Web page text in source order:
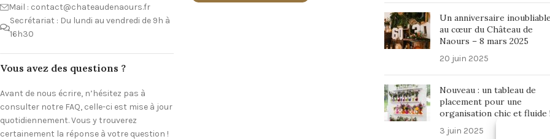
Mail : contact@chateaudenaours.fr
Secrétariat : Du lundi au vendredi de 9h à
16h30
Vous avez des questions ?
Avant de nous écrire, n’hésitez pas à
consulter notre FAQ, celle-ci est mise à jour
quotidiennement. Vous y trouverez
certainement la réponse à votre question !
Un anniversaire inoubliable
au cœur du Château de
Naours – 8 mars 2025
20 juin 2025
Nouveau : un tableau de
placement pour une
organisation chic et fluide
3 juin 2025